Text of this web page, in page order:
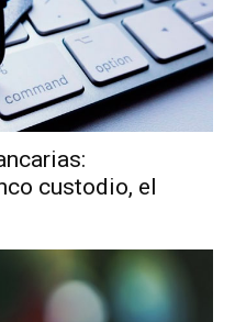
custodio, el